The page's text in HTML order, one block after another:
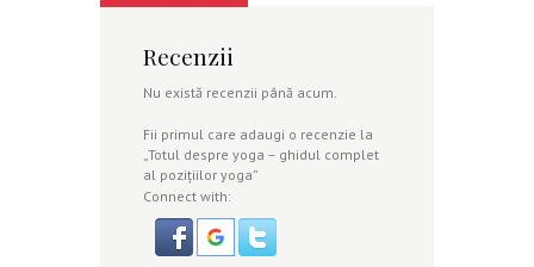
Recenzii
Nu există recenzii până acum.
Fii primul care adaugi o recenzie la
„Totul despre yoga – ghidul complet
al poziţiilor yoga”
Connect with: